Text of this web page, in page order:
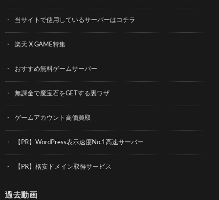
当サイトで使用しているサーバーはコチラ
楽天 X GAME特集
おすすめ無料ゲームサーバー
無課金で魔宝石をGETする裏ワザ
ゲームアカウント高価買取
【PR】WordPress表示速度No.1高速サーバー
【PR】格安ドメイン取得サービス
過去動画